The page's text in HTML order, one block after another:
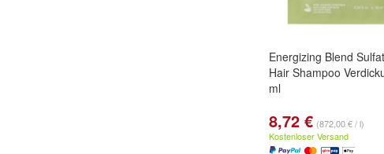
Energizing Blend
Hair Shampoo
ml
8,72 € (872,00 € / l)
Kostenloser Versand